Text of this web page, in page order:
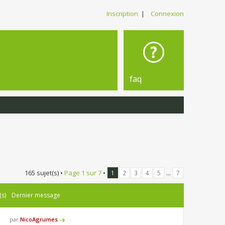
Inscription | Connexion
faq
165 sujet(s) • Page 1 sur7 • 1 2 3 4 5 ... 7
Dernier message
parNicoAgrumes